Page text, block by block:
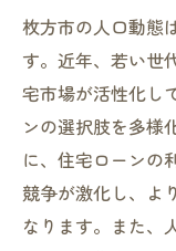
因
ライフ
枚方市
政府の
2023年
住宅ローン
実践ポイント
枚方市の人口動態
す。近年、若い世
宅市場が活性化し
ンの選択肢を多様
に、住宅ローンの
競争が激化し、よ
なります。また、